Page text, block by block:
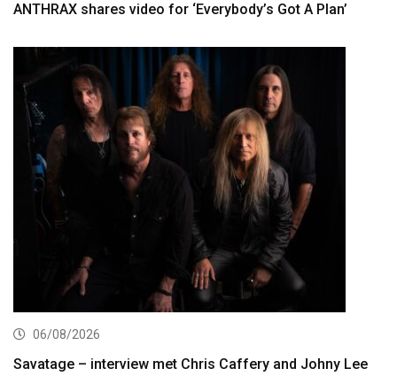
ANTHRAX shares video for ‘Everybody’s Got A Plan’
06/08/2026
Savatage – interview met Chris Caffery and Johny Lee